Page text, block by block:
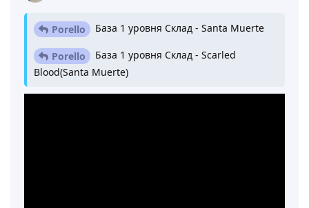
Porello База 1 уровня Склад - Santa Muerte
Porello
База 1 уровня Склад - Scarled
Blood(Santa Muerte)